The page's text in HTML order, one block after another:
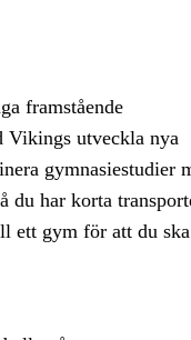
framstående
Vikings utveckla nya
gymnasiestudier
du har korta
ett gym för att du ska